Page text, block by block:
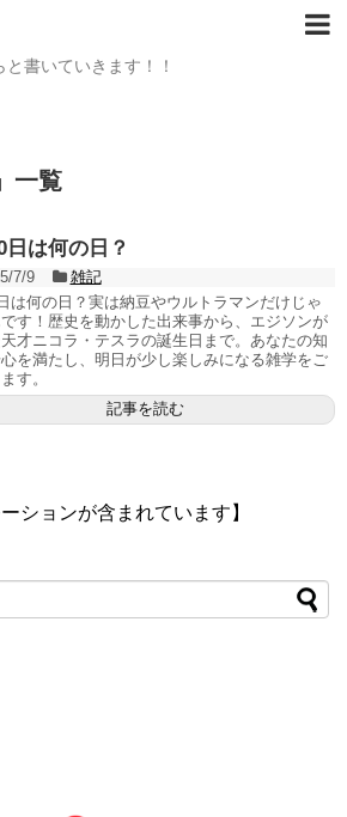
書いていきます！！
」 一覧
日は何の日？
7/9
雑記
は何の日？実は納豆やウルトラマンだけじゃ
す！歴史を動かした出来事から、エジソンが
才ニコラ・テスラの誕生日まで。あなたの知
を満たし、明日が少し楽しみになる雑学をご
す。
記事を読む
ションが含まれています】